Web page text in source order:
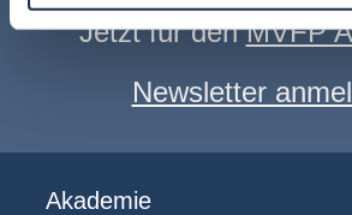
Jetzt für denMVFP
Newsletter
Akademie